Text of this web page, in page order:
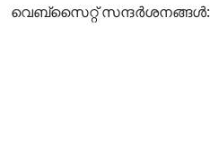
വെബ്സൈറ്റ് സന്ദര്‍ശനങ്ങള്‍: